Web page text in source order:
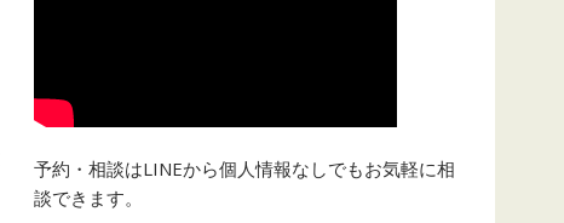
予約・相談はLINEから個人情報なしでもお気軽に相
談できます。